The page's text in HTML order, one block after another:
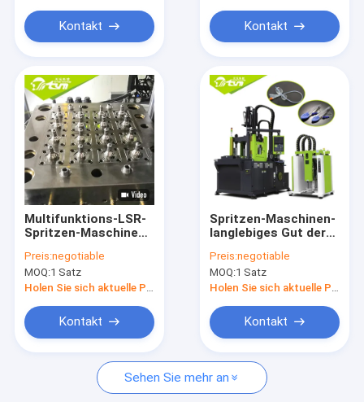
Produits
Über uns
Kontakt
flüssige Spritzenmaschine
Silikon-Spritzen-Maschine
Flüssiges Silikonkautschuk-Spritzen
Horizontale LSR-Spritzgussmaschine
Kontakt Kontakt
Multifunktions-LSR-
Spritzen-Maschinen-
Preis:negotiable
MOQ:1 Satz
Holen Sie sich aktuelle Preis
Kontakt
Spritzen-Maschinen-
langlebiges Gut der
LSR für
medizinischen
Katheter
Preis:negotiable
MOQ:1 Satz
Holen Sie sich aktuelle Preis
Kontakt
Sehen Sie mehr an